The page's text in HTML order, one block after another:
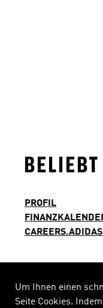
BELIEBT
PROFIL
Um Ihnen einen
Seite Cookies.